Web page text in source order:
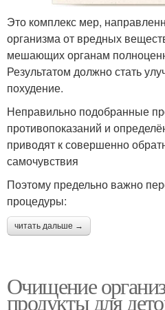
Это комплекс мер,
организма от вредных
мешающих органам
Результатом должно стать
похудение.
Неправильно подобранные
противопоказаний и
приводят к совершенно
самочувствия
Поэтому предельно важно
процедуры:
читать дальше →
Очищение
продукты для